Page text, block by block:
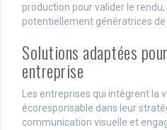
production pour valider le
potentiellement génératrices de
Solutions adaptées
entreprise
Les entreprises qui intègrent la
écoresponsable dans leur
communication visuelle et